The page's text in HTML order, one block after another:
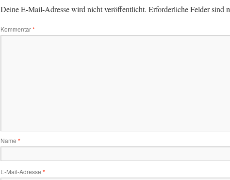
Deine E-Mail-Adresse wird nicht veröffentlicht. Erforderliche Felder sind
Kommentar*
Name *
E-Mail-Adresse *